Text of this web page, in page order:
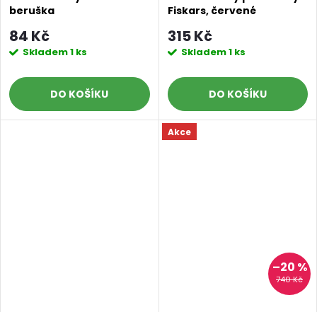
beruška
84 Kč
Skladem1 ks
DO KOŠÍKU
Fiskars, červené
315 Kč
Skladem1 ks
DO KOŠÍKU
Akce
740 Kč
–20 %